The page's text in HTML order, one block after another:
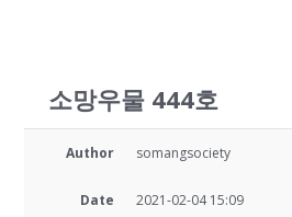
소망우물 444호
Author somangsociety
Date 2021-02-04 15:09